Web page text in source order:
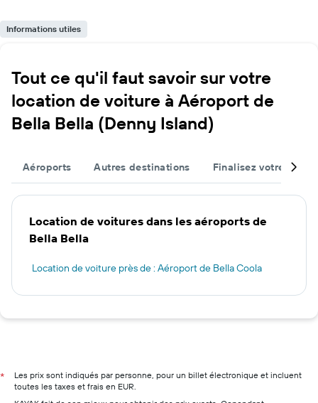
Informations utiles
Tout ce qu'il faut savoir sur votre
location de voiture à Aéroport de
Bella Bella (Denny Island)
Aéroports Autres destinations Finalisez votre
Location de voitures dans les aéroports de
Bella Bella
Location de voiture près de : Aéroport de Bella Coola
*
Les prix sont indiqués par personne, pour un billet électronique et incluent
toutes les taxes et frais en EUR.